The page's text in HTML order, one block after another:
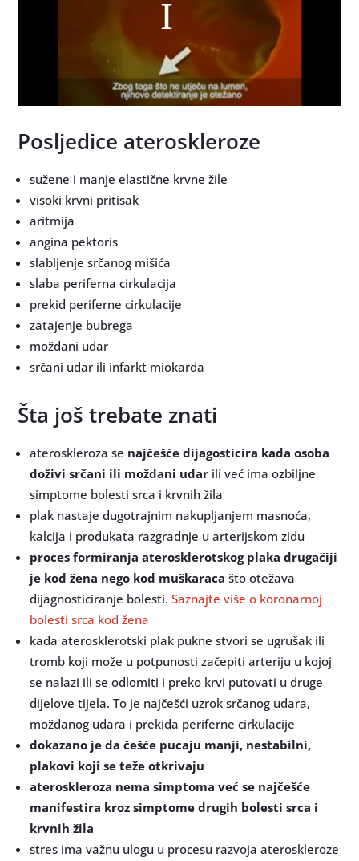
Posljedice ateroskleroze
sužene i manje elastične krvne žile
visoki krvni pritisak
aritmija
angina pektoris
slabljenje srčanog mišića
slaba periferna cirkulacija
prekid periferne cirkulacije
zatajenje bubrega
moždani udar
srčani udar ili infarkt miokarda
Šta još trebate znati
ateroskleroza se najčešće dijagosticira kada osoba
doživi srčani ili moždani udar ili već ima ozbiljne
simptome bolesti srca i krvnih žila
plak nastaje dugotrajnim nakupljanjem masnoća,
kalcija i produkata razgradnje u arterijskom zidu
proces formiranja aterosklerotskog plaka drugačiji
je kod žena nego kod muškaraca što otežava
dijagnosticiranje bolesti.Saznajte više o koronarnoj
bolesti srca kod žena
kada aterosklerotski plak pukne stvori se ugrušak ili
tromb koji može u potpunosti začepiti arteriju u kojoj
se nalazi ili se odlomiti i preko krvi putovati u druge
dijelove tijela. To je najčešći uzrok srčanog udara,
moždanog udara i prekida periferne cirkulacije
dokazano je da češće pucaju manji, nestabilni,
plakovi koji se teže otkrivaju
ateroskleroza nema simptoma već se najčešće
manifestira kroz simptome drugih bolesti srca i
krvnih žila
stres ima važnu ulogu u procesu razvoja ateroskleroze